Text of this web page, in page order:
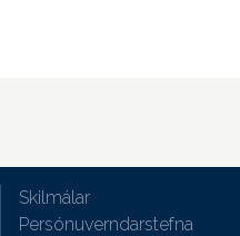
Skilmálar
Persónuverndarstefna